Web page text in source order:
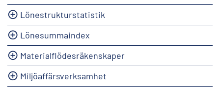
Lönestrukturstatistik
Lönesummaindex
Materialflödesräkenskaper
Miljöaffärsverksamhet